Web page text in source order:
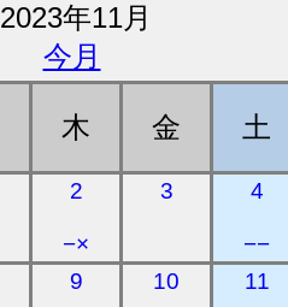
2023年11月
今月
木 金 土
2
−×
3 4
−−
9 10 11